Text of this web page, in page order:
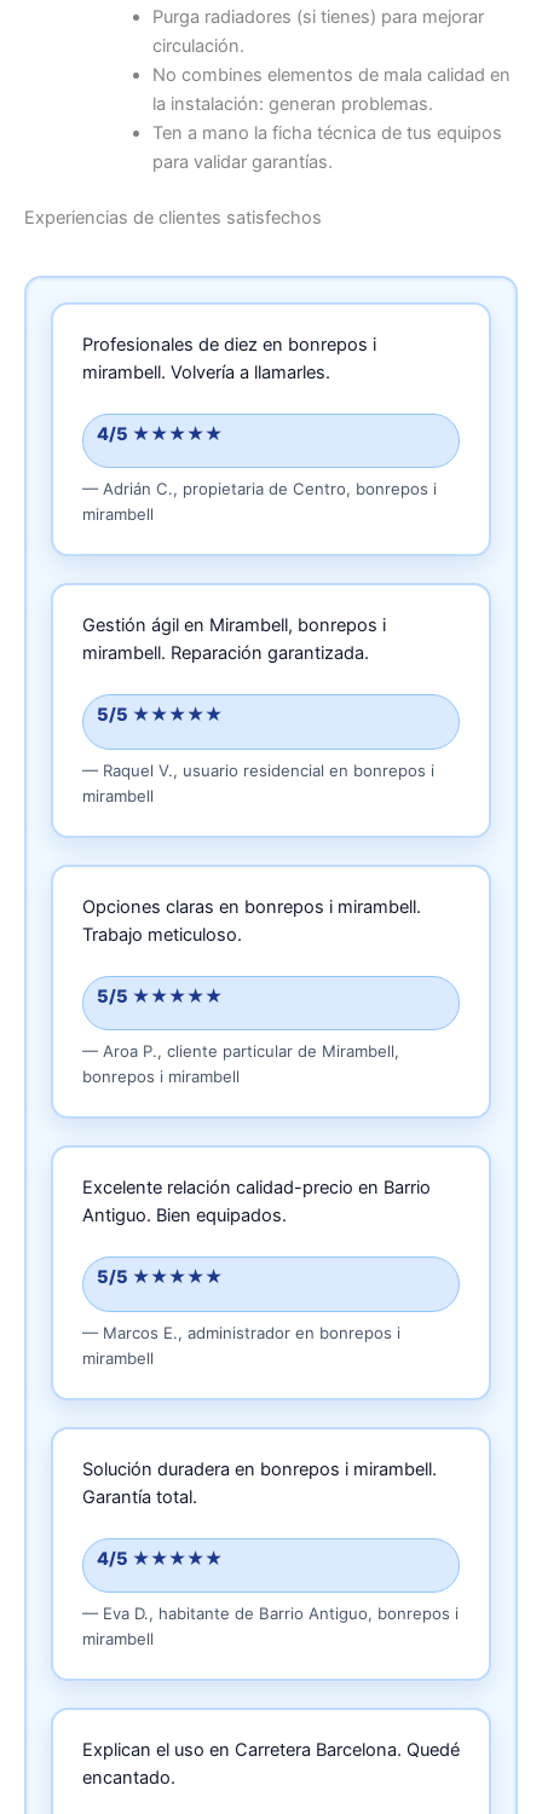
Purga radiadores (si tienes) para mejorar
circulación.
No combines elementos de mala calidad en
la instalación: generan problemas.
Ten a mano la ficha técnica de tus equipos
para validar garantías.
Experiencias de clientes satisfechos
4/5 ★★★★★
Profesionales de diez en bonrepos i
mirambell. Volvería a llamarles.
— Adrián C., propietaria de Centro, bonrepos i
mirambell
5/5 ★★★★★
Gestión ágil en Mirambell, bonrepos i
mirambell. Reparación garantizada.
— Raquel V., usuario residencial en bonrepos i
mirambell
5/5 ★★★★★
Opciones claras en bonrepos i mirambell.
Trabajo meticuloso.
— Aroa P., cliente particular de Mirambell,
bonrepos i mirambell
5/5 ★★★★★
Excelente relación calidad-precio en Barrio
Antiguo. Bien equipados.
— Marcos E., administrador en bonrepos i
mirambell
4/5 ★★★★★
Solución duradera en bonrepos i mirambell.
Garantía total.
— Eva D., habitante de Barrio Antiguo, bonrepos i
mirambell
Explican el uso en Carretera Barcelona. Quedé
encantado.